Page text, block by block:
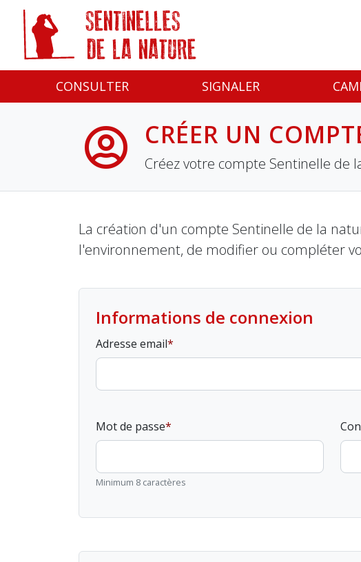
CONSULTER SIGNALER
CRÉER UN
Créez votre compte Sentinelle de
La création d'un compte Sentinelle de la
l'environnement, de modifier ou compléter
Informations de connexion
Adresse email
Mot de passe
Minimum 8 caractères
Panneau de gestion des cookies